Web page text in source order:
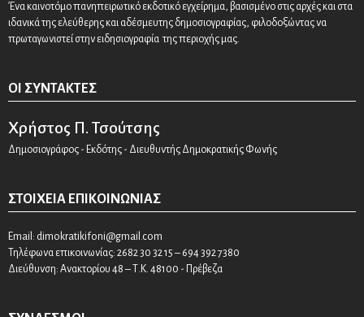
Ένα καινοτόμο πανηπειρωτικό εκδοτικό εγχείρημα, βασισμένο στις αρχές και στα
ιδανικά της ελεύθερης και αδέσμευτης δημοσιογραφίας, φιλοδοξώντας να
πρωταγωνιστεί στην ειδησιογραφία της περιοχής μας.
ΟΙ ΣΥΝΤΆΚΤΕΣ
Χρήστος Π. Τσούτσης
Δημοσιογράφος - Εκδότης - Διευθυντής Δημοκρατικής Φωνής
ΣΤΟΙΧΕΊΑ ΕΠΙΚΟΙΝΩΝΊΑΣ
Email: dimokratikifoni@gmail.com
Τηλέφωνα επικοινωνίας: 2682 30 32 15 – 694 392 7380
Διεύθυνση: Ανακτορίου 48 – Τ.Κ. 48100 - Πρέβεζα